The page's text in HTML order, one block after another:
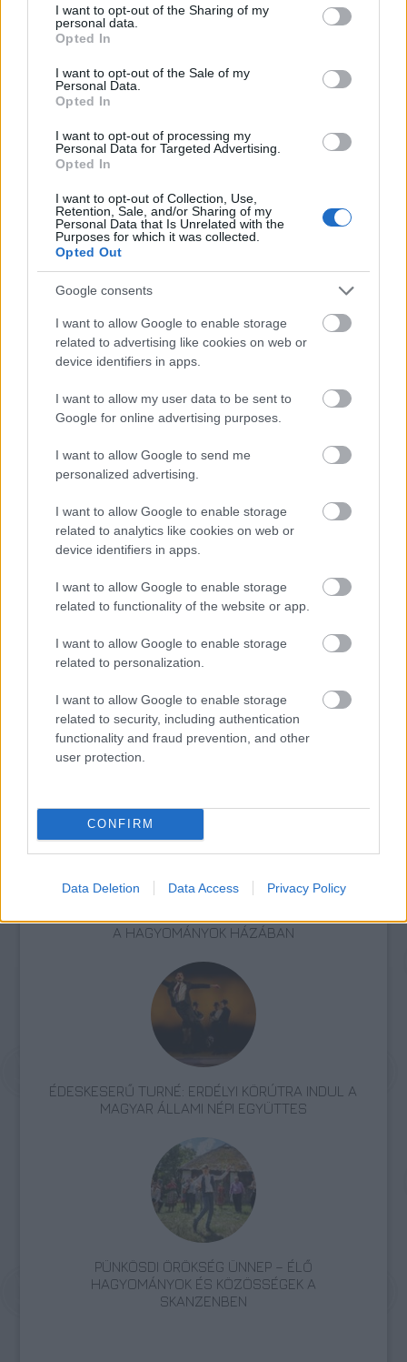
not limited to your visit or usage behaviour. You may click to
grant or deny consent to Google and its third-party tags to
use your data for below specified purposes in below Google
consent section.
I want to opt-out of the Sharing of my
personal data.
Opted In
I want to opt-out of the Sale of my
Personal Data.
Opted In
I want to opt-out of processing my
Personal Data for Targeted Advertising.
Opted In
I want to opt-out of Collection, Use,
Retention, Sale, and/or Sharing of my
Personal Data that Is Unrelated with the
Purposes for which it was collected.
Opted Out
Google consents
I want to allow Google to enable storage
related to advertising like cookies on web or
device identifiers in apps.
I want to allow my user data to be sent to
Google for online advertising purposes.
I want to allow Google to send me
personalized advertising.
I want to allow Google to enable storage
related to analytics like cookies on web or
device identifiers in apps.
I want to allow Google to enable storage
related to functionality of the website or app.
I want to allow Google to enable storage
related to personalization.
I want to allow Google to enable storage
related to security, including authentication
functionality and fraud prevention, and other
user protection.
CONFIRM
Data Deletion Data Access Privacy Policy
32 éves, missouri születésű táncos az utóbbi
években egyre nagyobb elismertségre tett
szert. Idén a Time magazin által kiválasztott
100 legbefolyásosabb ember egyike lett és a
magazin címlapjára is felkerült. Nadia
Comaneci olimpiai bajnok tornász a Time
magazinban azt írta róla: Copeland története
egy azon történetek közül, amikor „valaki
követi az álmait és soha nem hajlandó
feladni”. „Ilyen értelemben ő minden fiatal
lány számára példakép lehet.” – írta
Comanecit. „Nem számít, honnan jöttél. Ha
Mistyhez hasonlóan megvan benned a
szenvedély, akkor a legjobb lehetsz abban
amit csinálsz.”
A New York Times azt írta róla, hogy
egy eseménnyé változik, amely óriási lelkes
és sokszínű tömegeket vonz”.
Életrajzi könyve
Life in Motion: An Unlikely
Ballerina
címmel épp megfilmesítésre vár. A
művészről dokumentumfilm is készült, az
alkotást a Tribeca Filmfesztiválon mutatták
be.
Forrás: Színház.hu
New York Társadalom Tánc Esélyegyenlőség Balett
A HAGYOMÁNY ÉS A KORTÁRS DIVAT
A HAGYOMÁNYOK HÁZÁBAN
ÉDESKESERŰ TURNÉ: ERDÉLYI KÖRÚTRA INDUL A
MAGYAR ÁLLAMI NÉPI EGYÜTTES
PÜNKÖSDI ÖRÖKSÉG ÜNNEP – ÉLŐ
HAGYOMÁNYOK ÉS KÖZÖSSÉGEK A
SKANZENBEN